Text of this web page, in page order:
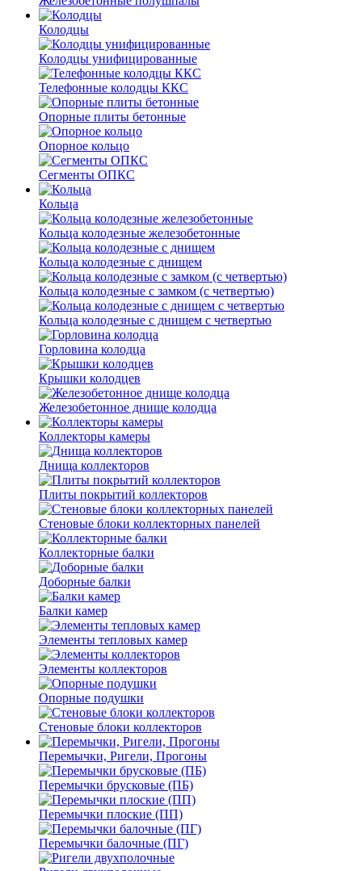
Колодцы
Колодцы унифицированные
Телефонные колодцы ККС
Опорные плиты бетонные
Опорное кольцо
Сегменты ОПКС
Кольца
Кольца колодезные железобетонные
Кольца колодезные с днищем
Кольца колодезные с замком (с четвертью)
Кольца колодезные с днищем с четвертью
Горловина колодца
Крышки колодцев
Железобетонное днище колодца
Коллекторы камеры
Днища коллекторов
Плиты покрытий коллекторов
Стеновые блоки коллекторных панелей
Коллекторные балки
Доборные балки
Балки камер
Элементы тепловых камер
Элементы коллекторов
Опорные подушки
Стеновые блоки коллекторов
Перемычки, Ригели, Прогоны
Перемычки брусковые (ПБ)
Перемычки плоские (ПП)
Перемычки балочные (ПГ)